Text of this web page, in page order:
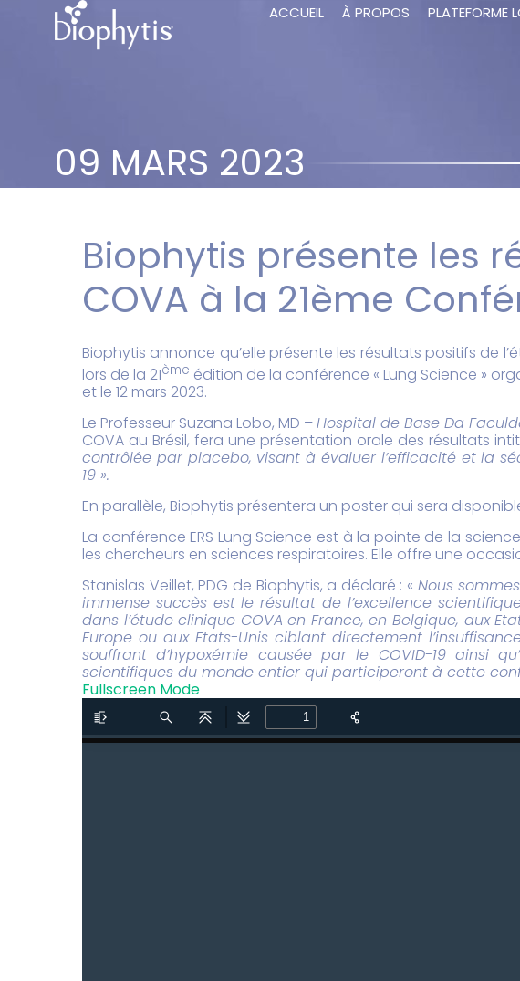
ACCUEIL À PROPOS PLATEFORME
09 MARS 2023
Biophytis présente les
COVA à la 21ème
Biophytis annonce qu’elle présente les résultats positifs de
lors de la 21ème édition de la conférence « Lung Science »
et le 12 mars 2023.
Le Professeur Suzana Lobo, MD –Hospital de Base Da
COVA au Brésil, fera une présentation orale des résultats
contrôlée par placebo, visant à évaluer l’efficacité et la
19 ».
En parallèle, Biophytis présentera un poster qui sera
La conférence ERS Lung Science est à la pointe de la
les chercheurs en sciences respiratoires. Elle offre une
Stanislas Veillet, PDG de Biophytis, a déclaré : « Nous
immense succès est le résultat de l’excellence
dans l’étude clinique COVA en France, en Belgique, aux
Europe ou aux Etats-Unis ciblant directement
souffrant d’hypoxémie causée par le COVID-19 ainsi
scientifiques du monde entier qui participeront à cette
Fullscreen Mode